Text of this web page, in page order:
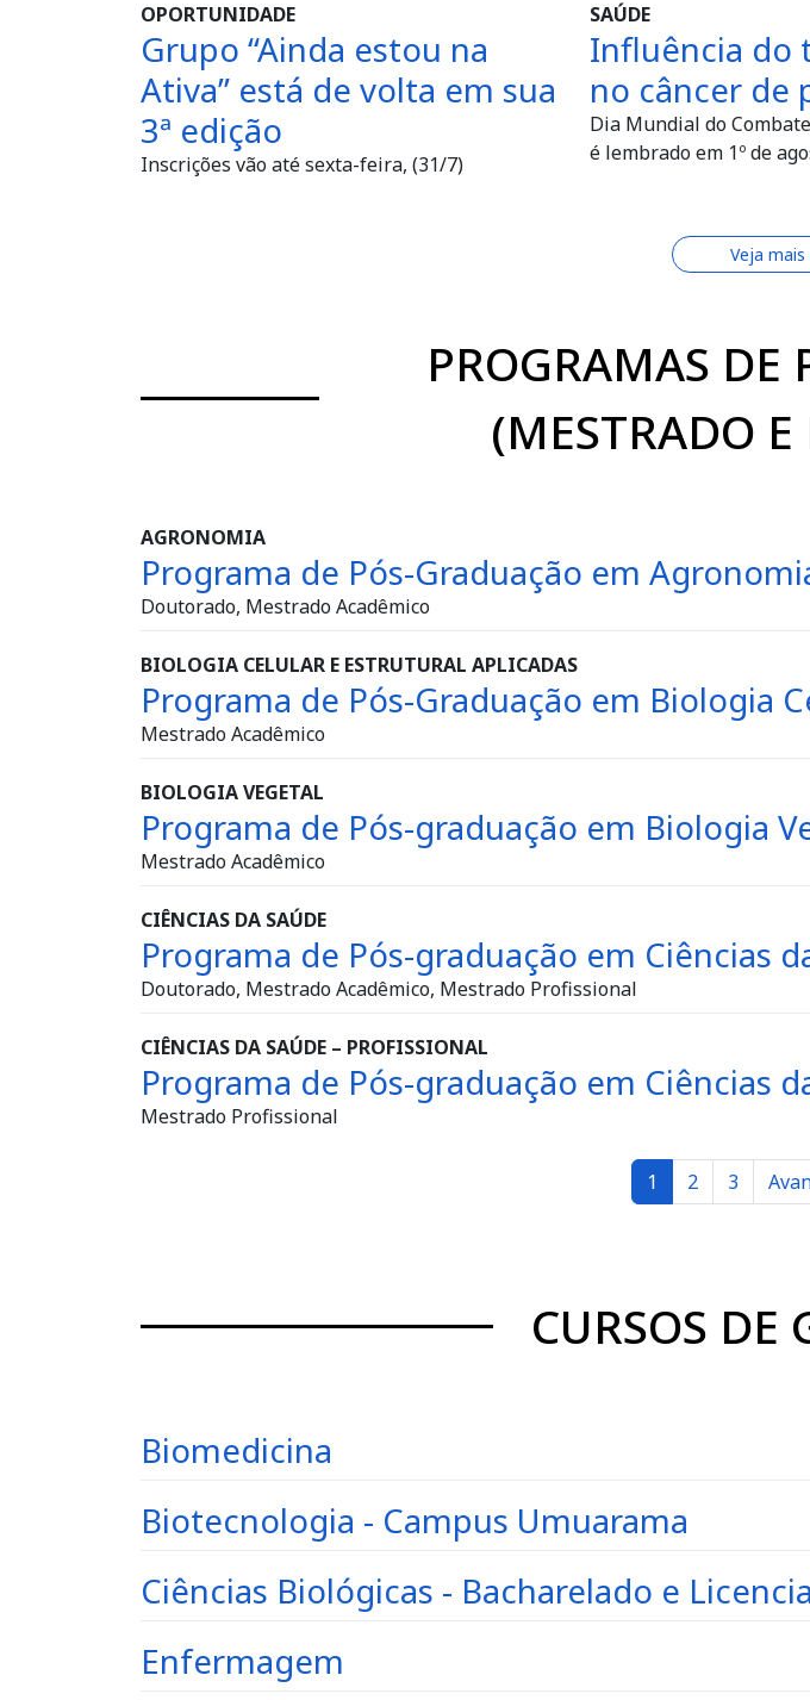
OPORTUNIDADE
Grupo “Ainda estou na
Ativa” está de volta em sua
3ª edição
Inscrições vão até sexta-feira, (31/7)
SAÚDE
Influência do
no câncer de
Dia Mundial do
é lembrado em 1º de
Veja
PROGRAMAS DE
(MESTRADO
AGRONOMIA
Programa de Pós-Graduação em
Doutorado, Mestrado Acadêmico
BIOLOGIA CELULAR E ESTRUTURAL APLICADAS
Programa de Pós-Graduação em Biologia
Mestrado Acadêmico
BIOLOGIA VEGETAL
Programa de Pós-graduação em Biologia
Mestrado Acadêmico
CIÊNCIAS DA SAÚDE
Programa de Pós-graduação em Ciências
Doutorado, Mestrado Acadêmico, Mestrado Profissional
CIÊNCIAS DA SAÚDE – PROFISSIONAL
Programa de Pós-graduação em Ciências
Mestrado Profissional
Página
1 Página
2 Página
3
CURSOS DE
Biomedicina
Biotecnologia - Campus Umuarama
Ciências Biológicas - Bacharelado e
Enfermagem